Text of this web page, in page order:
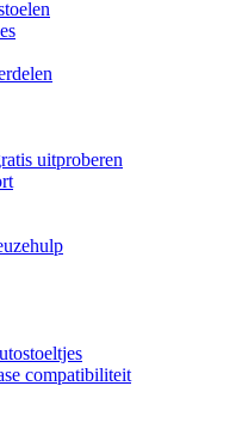
uitproberen
compatibiliteit